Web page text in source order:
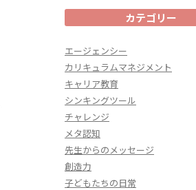
カテゴリー
エージェンシー
カリキュラムマネジメント
キャリア教育
シンキングツール
チャレンジ
メタ認知
先生からのメッセージ
創造力
子どもたちの日常